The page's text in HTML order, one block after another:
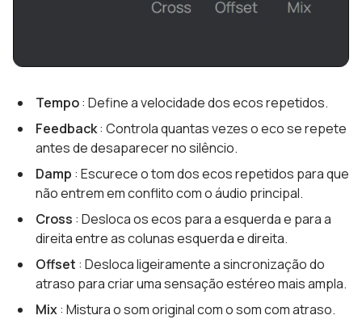
Tempo: Define a velocidade dos ecos repetidos.
Feedback: Controla quantas vezes o eco se repete
antes de desaparecer no silêncio.
Damp : Escurece o tom dos ecos repetidos para que
não entrem em conflito com o áudio principal.
Cross : Desloca os ecos para a esquerda e para a
direita entre as colunas esquerda e direita.
Offset : Desloca ligeiramente a sincronização do
atraso para criar uma sensação estéreo mais ampla.
Mix: Mistura o som original com o som com atraso.